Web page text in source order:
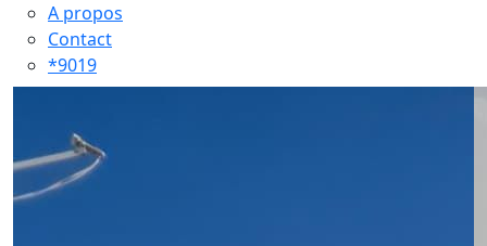
A propos
Contact
*9019